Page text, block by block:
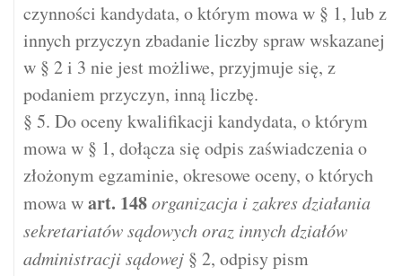
czynności kandydata, o którym mowa w § 1, lub z
innych przyczyn zbadanie liczby spraw wskazanej
w § 2 i 3 nie jest możliwe, przyjmuje się, z
podaniem przyczyn, inną liczbę.
§ 5. Do oceny kwalifikacji kandydata, o którym
mowa w § 1, dołącza się odpis zaświadczenia o
złożonym egzaminie, okresowe oceny, o których
mowa wart. 148organizacja i zakres działania
sekretariatów sądowych oraz innych działów
administracji sądowej § 2, odpisy pism